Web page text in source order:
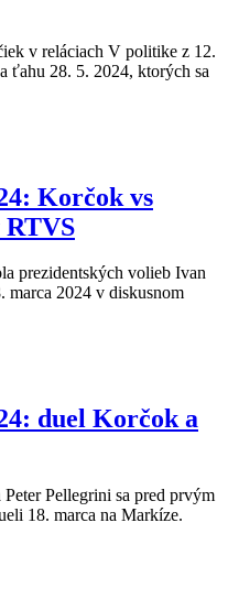
v reláciach V politike z 12.
ťahu 28. 5. 2024, ktorých sa
Korčok vs
RTVS
prezidentských volieb Ivan
marca 2024 v diskusnom
duel Korčok a
Pellegrini sa pred prvým
18. marca na Markíze.